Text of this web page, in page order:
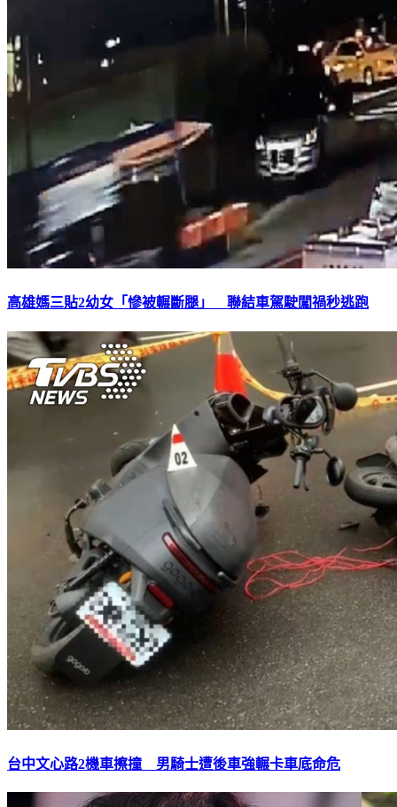
高雄媽三貼2幼女「慘被輾斷腿」 聯結車駕駛闖禍秒逃跑
台中文心路2機車擦撞 男騎士遭後車強輾卡車底命危